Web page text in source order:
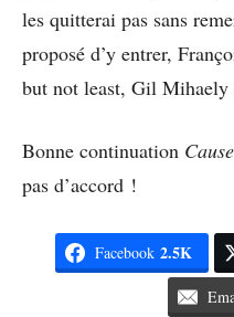
les quitterai pas sans
proposé d’y entrer,
but not least, Gil Mihaely
Bonne continuation
pas d’accord !
Facebook 2.5K